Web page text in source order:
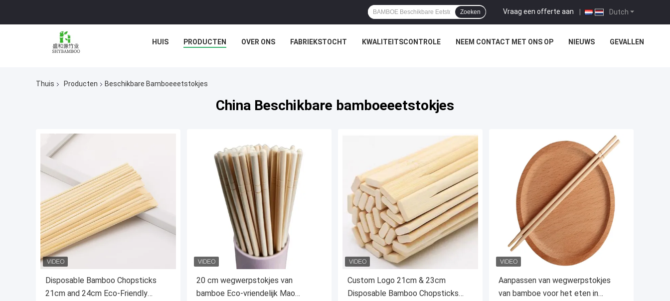
Dutch
Vraag een offerte aan |
Zoeken
HUIS PRODUCTEN OVER ONS FABRIEKSTOCHT KWALITEITSCONTROLE NEEM CONTACT MET ONS OP NIEUWS GEVALLEN
Thuis Producten Beschikbare Bamboeeetstokjes
China Beschikbare bamboeeetstokjes
Disposable Bamboo Chopsticks
21cm and 24cm Eco-Friendly
20 cm wegwerpstokjes van
bamboe Eco-vriendelijk Mao
Custom Logo 21cm & 23cm
Disposable Bamboo Chopsticks
Aanpassen van wegwerpstokjes
van bamboe voor het eten in